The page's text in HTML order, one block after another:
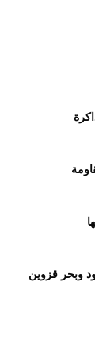
وبحر قزوين